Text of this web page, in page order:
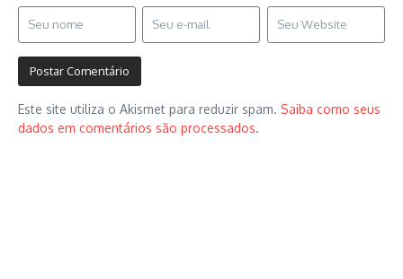
Este site utiliza o Akismet para reduzir spam. Saiba como seus
dados em comentários são processados.